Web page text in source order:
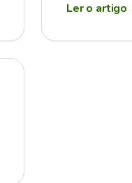
Ler o artigo